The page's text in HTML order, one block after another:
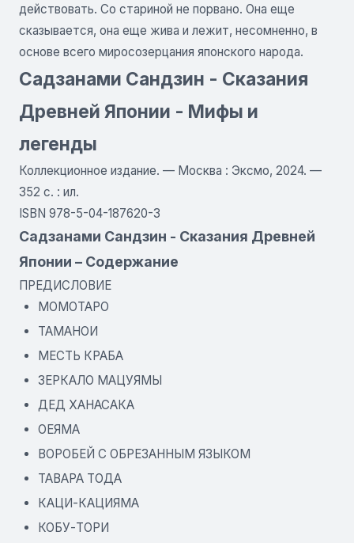
действовать. Со стариной не порвано. Она еще
сказывается, она еще жива и лежит, несомненно, в
основе всего миросозерцания японского народа.
Садзанами Сандзин - Сказания
Древней Японии - Мифы и
легенды
Коллекционное издание. — Москва : Эксмо, 2024. —
352 с. : ил.
ISBN 978-5-04-187620-3
Садзанами Сандзин - Сказания Древней
Японии – Содержание
ПРЕДИСЛОВИЕ
МОМОТАРО
ТАМАНОИ
МЕСТЬ КРАБА
ЗЕРКАЛО МАЦУЯМЫ
ДЕД ХАНАСАКА
ОЕЯМА
ВОРОБЕЙ С ОБРЕЗАННЫМ ЯЗЫКОМ
ТАВАРА ТОДА
КАЦИ-КАЦИЯМА
КОБУ-ТОРИ